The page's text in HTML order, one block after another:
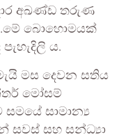
අඛණ්ඩ තරුණ
බොහොමයක්
ය.
මස දෙවන සතිය
මෝසම්
සාමාන්‍ය
සවස් සහ සන්ධ්‍යා